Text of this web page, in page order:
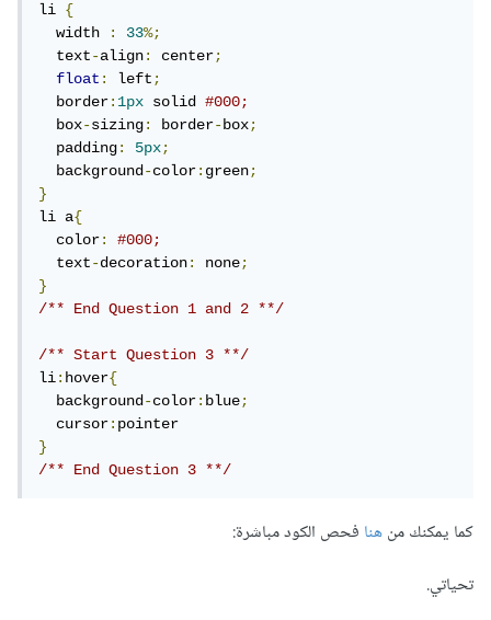
li {
  width
: 33%;
  text
-align: center;
float: left;
  border
:1px solid #000;
  box
-sizing: border-box;
  padding
: 5px;
  background
-color:green;
}
li a{
  color
:
#000;
  text
-decoration: none;
}
/** End Question 1 and 2 **/
/** Start Question 3 **/
li:hover{
  background
-color:blue;
  cursor
:
}
/** End Question 3 **/
كما يمكنك منهنافحص الكود مباشرة:
تحياتي.